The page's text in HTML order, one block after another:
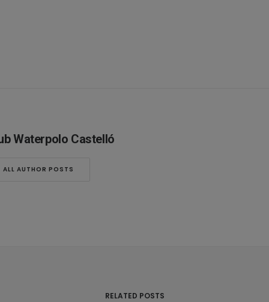
Waterpolo Castelló
ALL AUTHOR POSTS
RELATED POSTS